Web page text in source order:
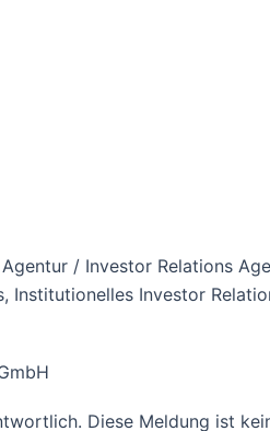
/ Investor Relations
Investor
Diese Meldung ist